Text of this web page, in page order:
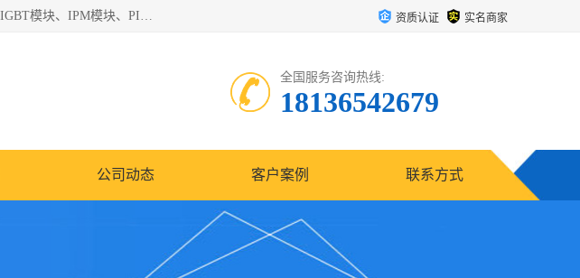
苏州沛易电子科技有限公司是一家从事电力半导体器件和电子元器件的专业代理及分销商，产品包括：IGBT模块、IPM模块、PIM模块、二极管、三极管、可控硅、整流桥、IGBT单管、IGBT电路驱动板、GTR达林顿模块、快恢复二极管、肖特基二极管、熔断器、IC集成电路、快速熔断器等。 资质认证 实名商家
全国服务咨询热线:
18136542679
公司动态 客户案例 联系方式